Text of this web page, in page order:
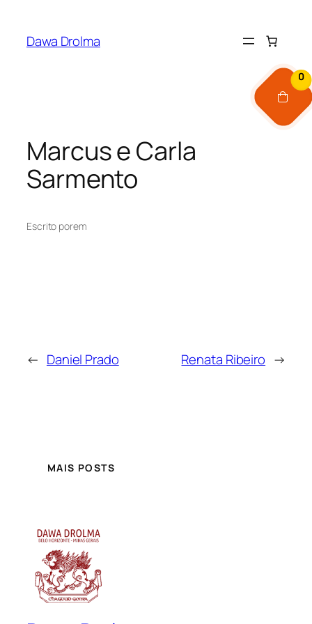
0
Dawa Drolma
Marcus e Carla
Sarmento
Escrito porem
← Daniel Prado Renata Ribeiro →
MAIS POSTS